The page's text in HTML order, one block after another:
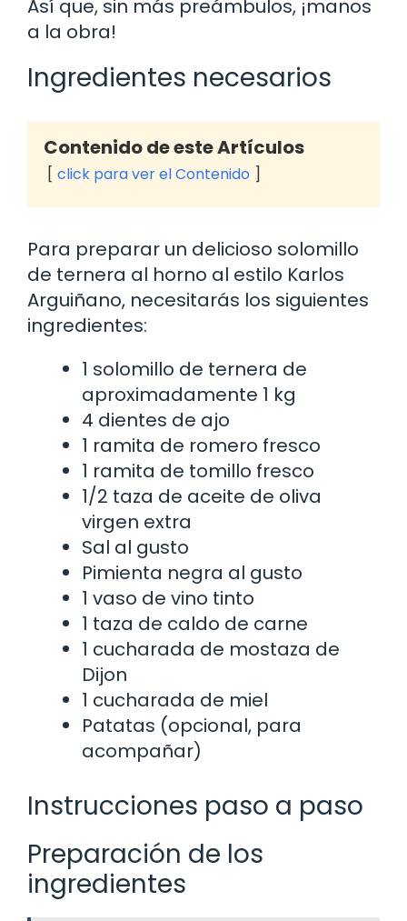
Así que, sin más preámbulos, ¡manos
a la obra!
Ingredientes necesarios
Contenido de este Artículos
click para ver el Contenido
Para preparar un delicioso solomillo
de ternera al horno al estilo Karlos
Arguiñano, necesitarás los siguientes
ingredientes:
1 solomillo de ternera de
aproximadamente 1 kg
4 dientes de ajo
1 ramita de romero fresco
1 ramita de tomillo fresco
1/2 taza de aceite de oliva
virgen extra
Sal al gusto
Pimienta negra al gusto
1 vaso de vino tinto
1 taza de caldo de carne
1 cucharada de mostaza de
Dijon
1 cucharada de miel
Patatas (opcional, para
acompañar)
Instrucciones paso a paso
Preparación de los
ingredientes